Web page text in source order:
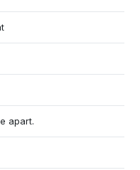
apart.